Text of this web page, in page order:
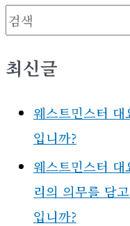
검
색
최신글
웨스트민스터 대
입니까?
웨스트민스터
리의 의무를 담
입니까?